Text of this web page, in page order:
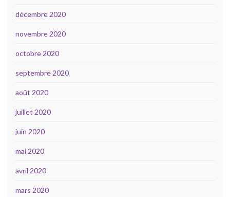
décembre 2020
novembre 2020
octobre 2020
septembre 2020
août 2020
juillet 2020
juin 2020
mai 2020
avril 2020
mars 2020